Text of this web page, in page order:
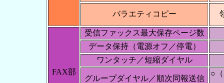
バラエティコピー
FAX部
受信ファックス最大保存ページ数
データ保持（電源オフ／停電）
ワンタッチ／短縮ダイヤル
グループダイヤル／順次同報送信
○